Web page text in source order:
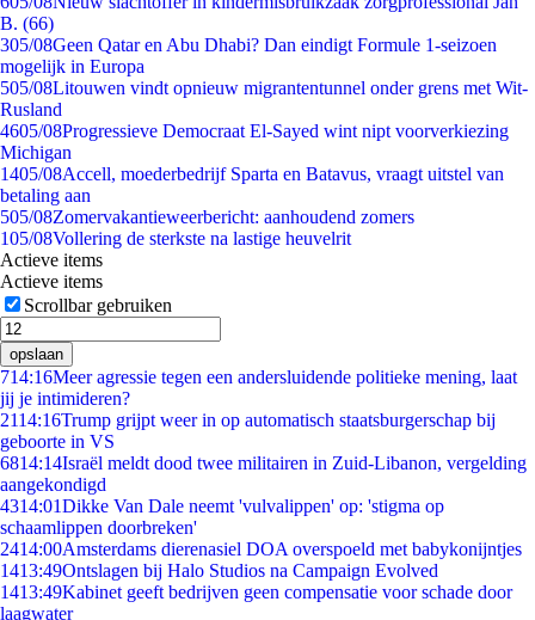
B. (66)
305/08Geen Qatar en Abu Dhabi? Dan eindigt Formule 1-seizoen
mogelijk in Europa
505/08Litouwen vindt opnieuw migrantentunnel onder grens met Wit-
Rusland
4605/08Progressieve Democraat El-Sayed wint nipt voorverkiezing
Michigan
1405/08Accell, moederbedrijf Sparta en Batavus, vraagt uitstel van
betaling aan
505/08Zomervakantieweerbericht: aanhoudend zomers
105/08Vollering de sterkste na lastige heuvelrit
Actieve items
Actieve items
Scrollbar gebruiken
opslaan
714:16Meer agressie tegen een andersluidende politieke mening, laat
jij je intimideren?
2114:16Trump grijpt weer in op automatisch staatsburgerschap bij
geboorte in VS
6814:14Israël meldt dood twee militairen in Zuid-Libanon, vergelding
aangekondigd
4314:01Dikke Van Dale neemt 'vulvalippen' op: 'stigma op
schaamlippen doorbreken'
2414:00Amsterdams dierenasiel DOA overspoeld met babykonijntjes
1413:49Ontslagen bij Halo Studios na Campaign Evolved
1413:49Kabinet geeft bedrijven geen compensatie voor schade door
laagwater